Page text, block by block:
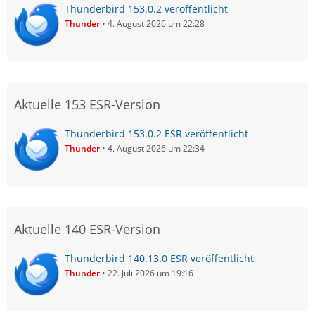
Thunderbird 153.0.2 veröffentlicht
Thunder 4. August 2026 um 22:28
Aktuelle 153 ESR-Version
Thunderbird 153.0.2 ESR veröffentlicht
Thunder 4. August 2026 um 22:34
Aktuelle 140 ESR-Version
Thunderbird 140.13.0 ESR veröffentlicht
Thunder 22. Juli 2026 um 19:16